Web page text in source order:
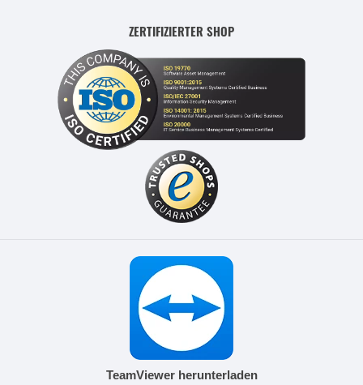
ZERTIFIZIERTER SHOP
TeamViewer herunterladen